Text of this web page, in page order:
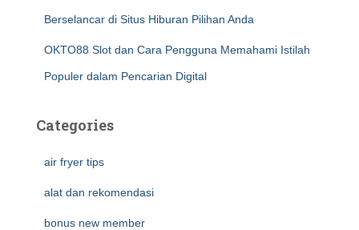
Berselancar di Situs Hiburan Pilihan Anda
OKTO88 Slot dan Cara Pengguna Memahami Istilah
Populer dalam Pencarian Digital
Categories
air fryer tips
alat dan rekomendasi
bonus new member